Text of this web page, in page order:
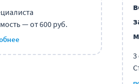
— от 600 руб.
3